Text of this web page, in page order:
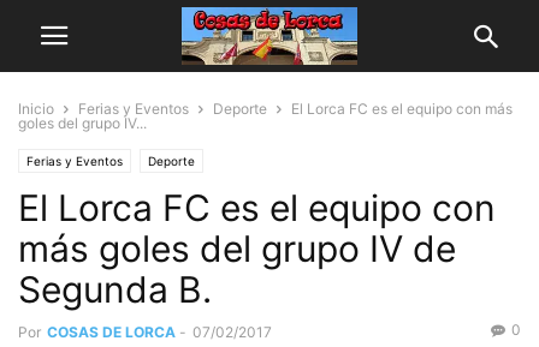
Inicio Ferias y Eventos Deporte
El Lorca FC es el equipo con más
goles del grupo IV...
Ferias y Eventos Deporte
El Lorca FC es el equipo con
más goles del grupo IV de
Segunda B.
Por COSAS DE LORCA - 07/02/2017 0